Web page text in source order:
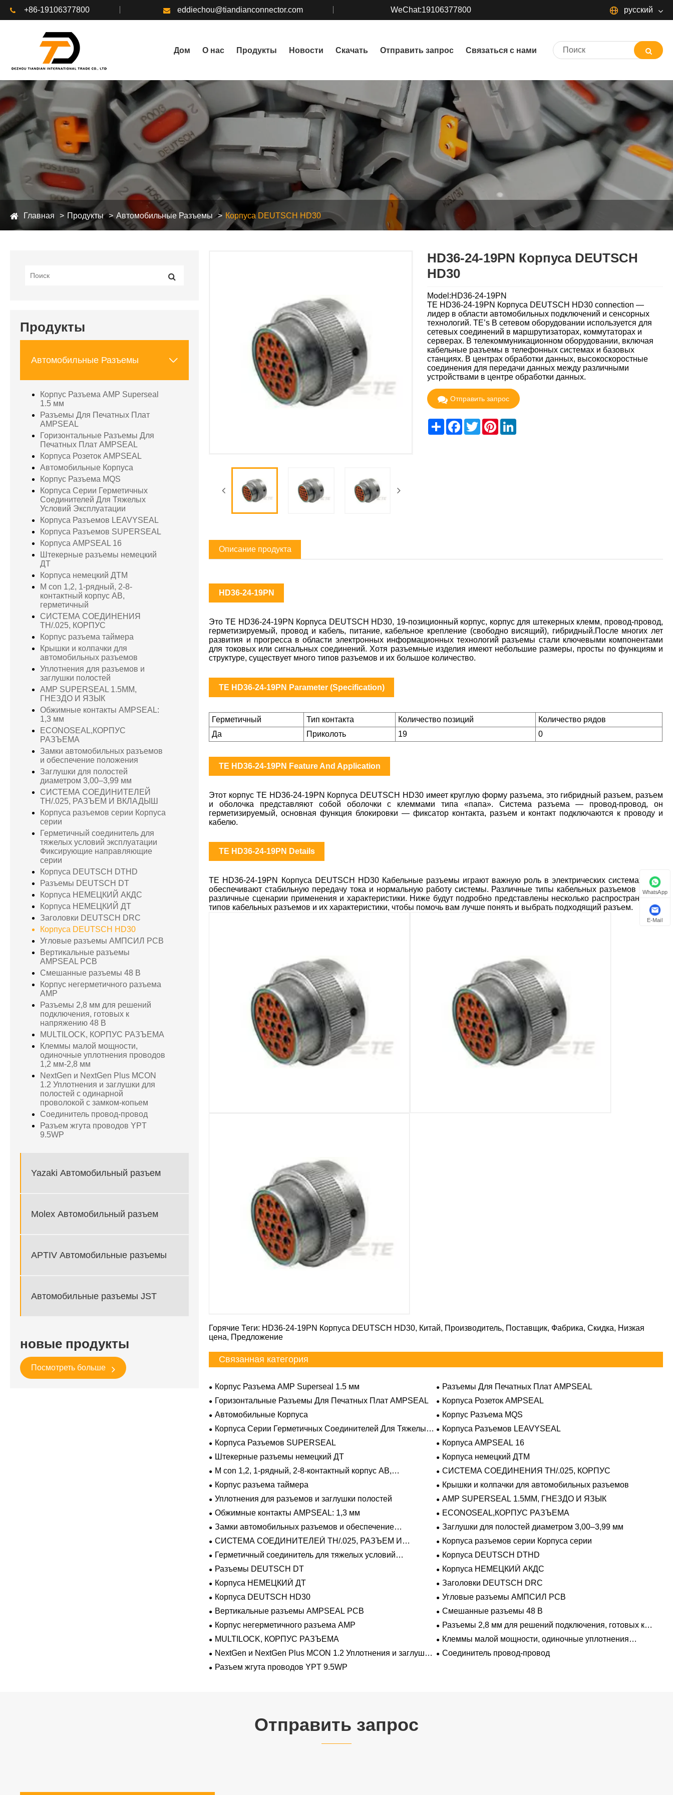
+86-19106377800 eddiechou@tiandianconnector.com WeChat:19106377800 русский
Дом О нас Продукты Новости Скачать Отправить запрос Связаться с нами
Главная Продукты Автомобильные Разъемы Корпуса DEUTSCH HD30
Продукты
Автомобильные Разъемы 
Корпус Разъема AMP Superseal
1.5 мм
Разъемы Для Печатных Плат
AMPSEAL
Горизонтальные Разъемы Для
Печатных Плат AMPSEAL
Корпуса Розеток AMPSEAL
Автомобильные Корпуса
Корпус Разъема MQS
Корпуса Серии Герметичных
Соединителей Для Тяжелых
Условий Эксплуатации
Корпуса Разъемов LEAVYSEAL
Корпуса Разъемов SUPERSEAL
Корпуса AMPSEAL 16
Штекерные разъемы немецкий
ДТ
Корпуса немецкий ДТМ
M con 1,2, 1-рядный, 2-8-
контактный корпус AB,
герметичный
СИСТЕМА СОЕДИНЕНИЯ
TH/.025, КОРПУС
Корпус разъема таймера
Крышки и колпачки для
автомобильных разъемов
Уплотнения для разъемов и
заглушки полостей
AMP SUPERSEAL 1.5MM,
ГНЕЗДО И ЯЗЫК
Обжимные контакты AMPSEAL:
1,3 мм
ECONOSEAL,КОРПУС
РАЗЪЕМА
Замки автомобильных разъемов
и обеспечение положения
Заглушки для полостей
диаметром 3,00–3,99 мм
СИСТЕМА СОЕДИНИТЕЛЕЙ
TH/.025, РАЗЪЕМ И ВКЛАДЫШ
Корпуса разъемов серии Корпуса
серии
Герметичный соединитель для
тяжелых условий эксплуатации
Фиксирующие направляющие
серии
Корпуса DEUTSCH DTHD
Разъемы DEUTSCH DT
Корпуса НЕМЕЦКИЙ АКДС
Корпуса НЕМЕЦКИЙ ДТ
Заголовки DEUTSCH DRC
Корпуса DEUTSCH HD30
Угловые разъемы АМПСИЛ PCB
Вертикальные разъемы
AMPSEAL PCB
Смешанные разъемы 48 В
Корпус негерметичного разъема
AMP
Разъемы 2,8 мм для решений
подключения, готовых к
напряжению 48 В
MULTILOCK, КОРПУС РАЗЪЕМА
Клеммы малой мощности,
одиночные уплотнения проводов
1,2 мм-2,8 мм
NextGen и NextGen Plus MCON
1.2 Уплотнения и заглушки для
полостей с одинарной
проволокой с замком-копьем
Соединитель провод-провод
Разъем жгута проводов YPT
9.5WP
Yazaki Автомобильный разъем
Molex Автомобильный разъем
APTIV Автомобильные разъемы
Автомобильные разъемы JST
новые продукты
Посмотреть больше
HD36-24-19PN Корпуса DEUTSCH
HD30
Model:HD36-24-19PN
TE HD36-24-19PN Корпуса DEUTSCH HD30 connection —
лидер в области автомобильных подключений и сенсорных
технологий. TE’s В сетевом оборудовании используется для
сетевых соединений в маршрутизаторах, коммутаторах и
серверах. В телекоммуникационном оборудовании, включая
кабельные разъемы в телефонных системах и базовых
станциях. В центрах обработки данных, высокоскоростные
соединения для передачи данных между различными
устройствами в центре обработки данных.
Отправить запрос
ShareFacebook
TwitterPinterestLinkedIn
Описание продукта
HD36-24-19PN
Это TE HD36-24-19PN Корпуса DEUTSCH HD30, 19-позиционный корпус, корпус для штекерных клемм, провод-провод,
герметизируемый, провод и кабель, питание, кабельное крепление (свободно висящий), гибридный.После многих лет
развития и прогресса в области электронных информационных технологий разъемы стали ключевыми компонентами
для токовых или сигнальных соединений. Хотя разъемные изделия имеют небольшие размеры, просты по функциям и
структуре, существует много типов разъемов и их большое количество.
TE HD36-24-19PN Parameter (Specification)
Герметичный Тип контакта Количество позиций
Количество рядов
Да
Приколоть 19 0
TE HD36-24-19PN Feature And Application
Этот корпус TE HD36-24-19PN Корпуса DEUTSCH HD30 имеет круглую форму разъема, это гибридный разъем, разъем
и оболочка представляют собой оболочки с клеммами типа «папа». Система разъема — провод-провод, он
герметизируемый, основная функция блокировки — фиксатор контакта, разъем и контакт подключаются к проводу и
кабелю.
TE HD36-24-19PN Details
TE HD36-24-19PN Корпуса DEUTSCH HD30 Кабельные разъемы играют важную роль в электрических системах. Они
обеспечивают стабильную передачу тока и нормальную работу системы. Различные типы кабельных разъемов имеют
различные сценарии применения и характеристики. Ниже будут подробно представлены несколько распространенных
типов кабельных разъемов и их характеристики, чтобы помочь вам лучше понять и выбрать подходящий разъем.
Горячие Теги: HD36-24-19PN Корпуса DEUTSCH HD30, Китай, Производитель, Поставщик, Фабрика, Скидка, Низкая
цена, Предложение
Связанная категория
Корпус Разъема AMP Superseal 1.5 мм
Разъемы Для Печатных Плат AMPSEAL
Горизонтальные Разъемы Для Печатных Плат AMPSEAL
Корпуса Розеток AMPSEAL
Автомобильные Корпуса
Корпус Разъема MQS
Корпуса Серии Герметичных Соединителей Для Тяжелых
Условий Эксплуатации
Корпуса Разъемов LEAVYSEAL
Корпуса Разъемов SUPERSEAL
Корпуса AMPSEAL 16
Штекерные разъемы немецкий ДТ
Корпуса немецкий ДТМ
M con 1,2, 1-рядный, 2-8-контактный корпус AB,
герметичный
СИСТЕМА СОЕДИНЕНИЯ TH/.025, КОРПУС
Корпус разъема таймера
Крышки и колпачки для автомобильных разъемов
Уплотнения для разъемов и заглушки полостей
AMP SUPERSEAL 1.5MM, ГНЕЗДО И ЯЗЫК
Обжимные контакты AMPSEAL: 1,3 мм
ECONOSEAL,КОРПУС РАЗЪЕМА
Замки автомобильных разъемов и обеспечение
положения
Заглушки для полостей диаметром 3,00–3,99 мм
СИСТЕМА СОЕДИНИТЕЛЕЙ TH/.025, РАЗЪЕМ И
ВКЛАДЫШ
Корпуса разъемов серии Корпуса серии
Герметичный соединитель для тяжелых условий
эксплуатации Фиксирующие направляющие серии
Корпуса DEUTSCH DTHD
Разъемы DEUTSCH DT
Корпуса НЕМЕЦКИЙ АКДС
Корпуса НЕМЕЦКИЙ ДТ
Заголовки DEUTSCH DRC
Корпуса DEUTSCH HD30
Угловые разъемы АМПСИЛ PCB
Вертикальные разъемы AMPSEAL PCB
Смешанные разъемы 48 В
Корпус негерметичного разъема AMP
Разъемы 2,8 мм для решений подключения, готовых к
напряжению 48 В
MULTILOCK, КОРПУС РАЗЪЕМА
Клеммы малой мощности, одиночные уплотнения
проводов 1,2 мм-2,8 мм
NextGen и NextGen Plus MCON 1.2 Уплотнения и заглушки
для полостей с одинарной проволокой с замком-копьем
Соединитель провод-провод
Разъем жгута проводов YPT 9.5WP
Отправить запрос
WhatsApp
E-Mail